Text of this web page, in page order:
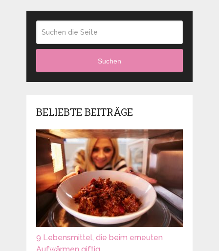
Suchen
BELIEBTE BEITRÄGE
9 Lebensmittel, die beim erneuten